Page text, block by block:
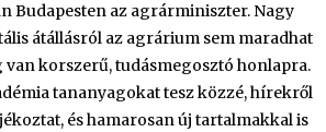
Budapesten az agrárminiszter. Nagy
átállásról az agrárium sem maradhat
van korszerű, tudásmegosztó honlapra.
tananyagokat tesz közzé, hírekről
és hamarosan új tartalmakkal is